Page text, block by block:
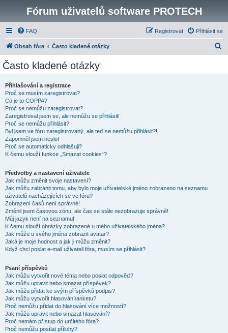
Fórum uživatelů software PROTECH
FAQ Přihlásit se
Registrovat
Obsah fóra Často kladené otázky
Často kladené otázky
Přihlašování a registrace
Proč se musím zaregistrovat?
Co je to COPPA?
Proč se nemůžu zaregistrovat?
Zaregistroval jsem se, ale nemůžu se přihlásit!
Proč se nemůžu přihlásit?
Byl jsem ve fóru zaregistrovaný, ale teď se nemůžu přihlásit?!
Zapomněl jsem heslo!
Proč se automaticky odhlašuji?
K čemu slouží funkce „Smazat cookies“?
Předvolby a nastavení uživatele
Jak můžu změnit svoje nastavení?
Jak můžu zabránit tomu, aby bylo moje uživatelské jméno zobrazeno na seznamu
uživatelů nacházejících se ve fóru?
Zobrazení časů není správné!
Změnil jsem časovou zónu, ale čas se stále nezobrazuje správně!
Můj jazyk není na seznamu!
K čemu slouží obrázky zobrazené u mého uživatelského jména?
Jak můžu u svého jména zobrazit avatar?
Jaká je moje hodnost a jak ji můžu změnit?
Když chci poslat e-mail uživateli fóra, musím se přihlásit?
Psaní příspěvků
Jak můžu vytvořit nové téma nebo poslat odpověď?
Jak můžu upravit nebo smazat příspěvek?
Jak můžu přidat ke svým příspěvků podpis?
Jak můžu vytvořit hlasování/anketu?
Proč nemůžu přidat do hlasování více možností?
Jak můžu upravit nebo smazat hlasování?
Proč nemám přístup do určitého fóra?
Proč nemůžu posílat přílohy?